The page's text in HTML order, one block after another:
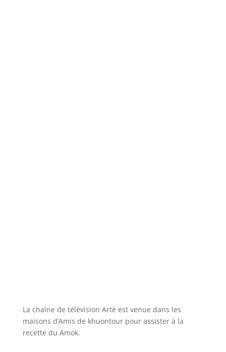
La chaîne de télévision Arté est venue dans les
maisons d’Amis de khuontour pour assister à la
recette du Amok.